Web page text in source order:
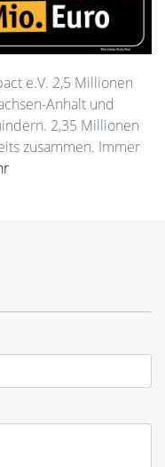
e.V. 2,5 Millionen
Anhalt und
2,35 Millionen
zusammen. Immer